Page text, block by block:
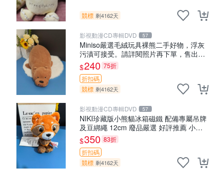
競標 剩4162天
影視動漫CD專輯DVD 57
Miniso嚴選毛絨玩具裸熊二手好物，浮灰
污漬可接受。請詳閱照片再下單，售出不
退不換。全新品相收藏推薦。 裸熊 毛絨玩
具 收藏
$240 75折
折扣碼
競標 剩4162天
影視動漫CD專輯DVD 57
NIKI珍藏版小熊貓冰箱磁鐵 配備專屬吊牌
及豆綁繩 12cm 廢品嚴選 好評推薦 小熊
貓冰箱貼 磁鐵掛件 冰箱飾品
$350 83折
折扣碼
競標 剩4162天